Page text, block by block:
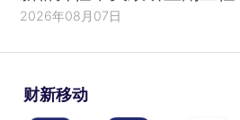
2026年08月07日
财新移动